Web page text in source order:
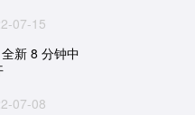
07-15
全新 8 分钟中
07-08